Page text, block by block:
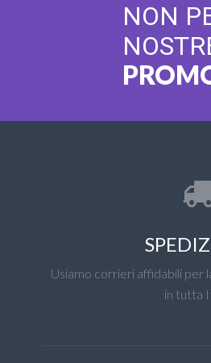
NON
Usiamo corrieri affidabili per
in tutta